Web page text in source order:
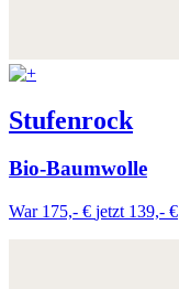
Stufenrock
Bio-Baumwolle
War 175,- € jetzt 139,- €